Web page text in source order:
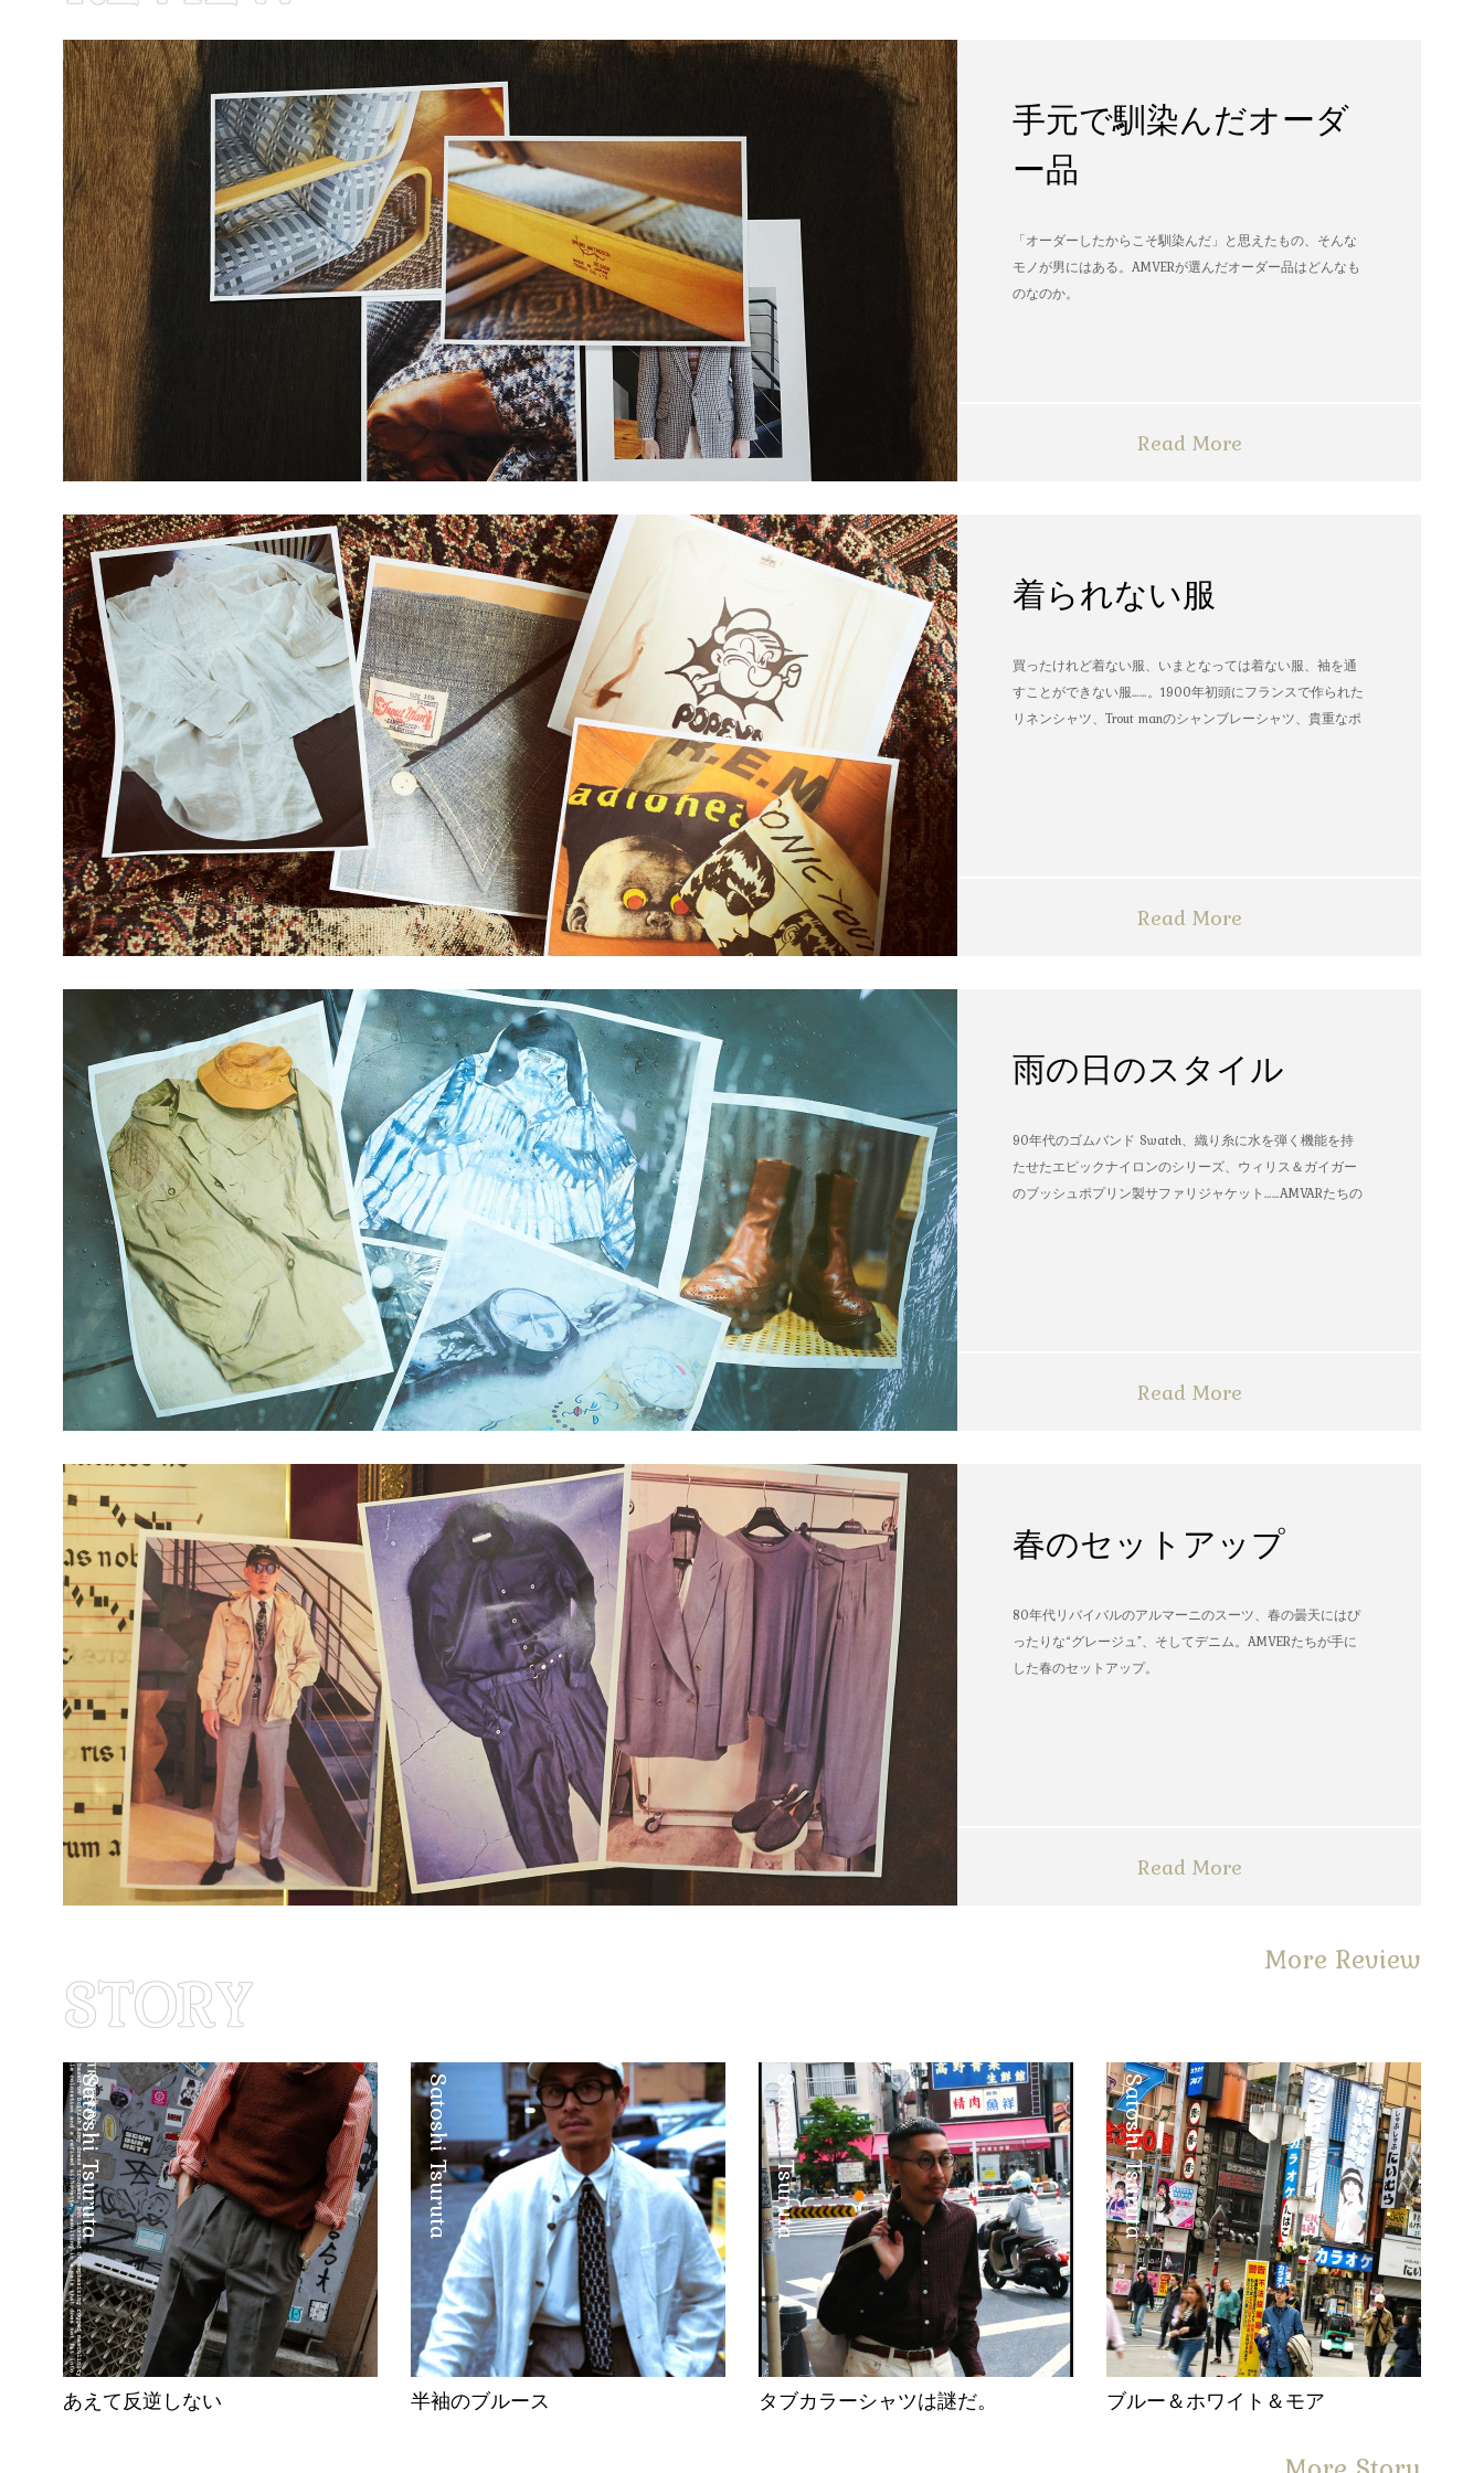
手元で馴染んだオーダ
ー品
「オーダーしたからこそ馴染んだ」と思えたもの、そんな
モノが男にはある。AMVERが選んだオーダー品はどんなも
のなのか。
Read More
着られない服
買ったけれど着ない服、いまとなっては着ない服、袖を通
すことができない服……。1900年初頭にフランスで作られた
リネンシャツ、Trout manのシャンブレーシャツ、貴重なポ
Read More
雨の日のスタイル
90年代のゴムバンド Swatch、織り糸に水を弾く機能を持
たせたエピックナイロンのシリーズ、ウィリス＆ガイガー
のブッシュポプリン製サファリジャケット……AMVARたちの
Read More
春のセットアップ
80年代リバイバルのアルマーニのスーツ、春の曇天にはぴ
ったりな“グレージュ”、そしてデニム。AMVERたちが手に
した春のセットアップ。
Read More
More Review
Satoshi Tsuruta
あえて反逆しない
Satoshi Tsuruta
半袖のブルース
Satoshi Tsuruta
タブカラーシャツは謎だ。
Satoshi Tsuruta
ブルー＆ホワイト＆モア